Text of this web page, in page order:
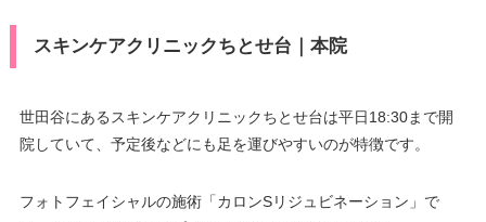
スキンケアクリニックちとせ台｜本院
世田谷にあるスキンケアクリニックちとせ台は平日18:30まで開
院していて、予定後などにも足を運びやすいのが特徴です。
フォトフェイシャルの施術「カロンSリジュビネーション」で